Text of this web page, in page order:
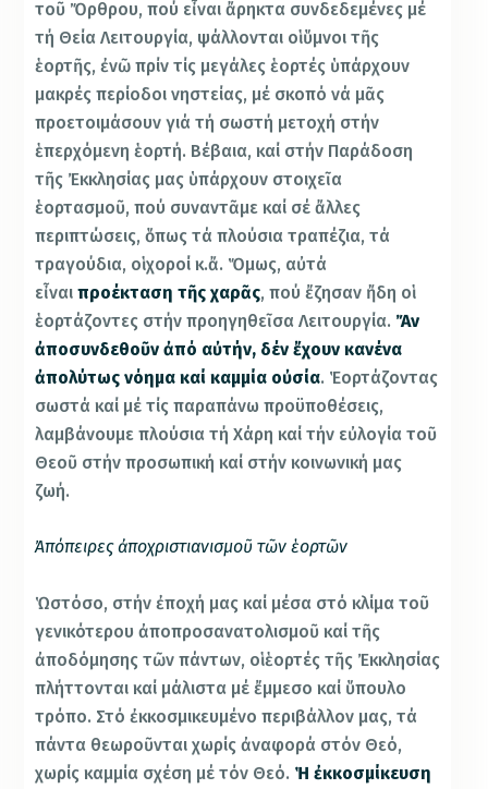
τοῦ Ὄρθρου, πού εἶναι ἄρηκτα συνδεδεμένες μέ
τή Θεία Λειτουργία, ψάλλονται οἱ ὕμνοι τῆς
ἑορτῆς, ἐνῶ πρίν τίς μεγάλες ἑορτές ὑπάρχουν
μακρές περίοδοι νηστείας, μέ σκοπό νά μᾶς
προετοιμάσουν γιά τή σωστή μετοχή στήν
ἑπερχόμενη ἑορτή. Βέβαια, καί στήν Παράδοση
τῆς Ἐκκλησίας μας ὑπάρχουν στοιχεῖα
ἑορτασμοῦ, πού συναντᾶμε καί σέ ἄλλες
περιπτώσεις, ὅπως τά πλούσια τραπέζια, τά
τραγούδια, οἱ χοροί κ.ἄ. Ὅμως, αὐτά
εἶναιπροέκταση τῆς χαρᾶς, πού ἔζησαν ἤδη οἱ
ἑορτάζοντες στήν προηγηθεῖσα Λειτουργία. Ἄν
ἀποσυνδεθοῦν ἀπό αὐτήν, δέν ἔχουν κανένα
ἀπολύτως νόημα καί καμμία οὐσία. Ἑορτάζοντας
σωστά καί μέ τίς παραπάνω προϋποθέσεις,
λαμβάνουμε πλούσια τή Χάρη καί τήν εὐλογία τοῦ
Θεοῦ στήν προσωπική καί στήν κοινωνική μας
ζωή.
Ἀπόπειρες ἀποχριστιανισμοῦ τῶν ἑορτῶν
Ὡστόσο, στήν ἐποχή μας καί μέσα στό κλίμα τοῦ
γενικότερου ἀποπροσανατολισμοῦ καί τῆς
ἀποδόμησης τῶν πάντων, οἱ ἑορτές τῆς Ἐκκλησίας
πλήττονται καί μάλιστα μέ ἔμμεσο καί ὕπουλο
τρόπο. Στό ἐκκοσμικευμένο περιβάλλον μας, τά
πάντα θεωροῦνται χωρίς ἀναφορά στόν Θεό,
χωρίς καμμία σχέση μέ τόν Θεό. Ἡ ἐκκοσμίκευση